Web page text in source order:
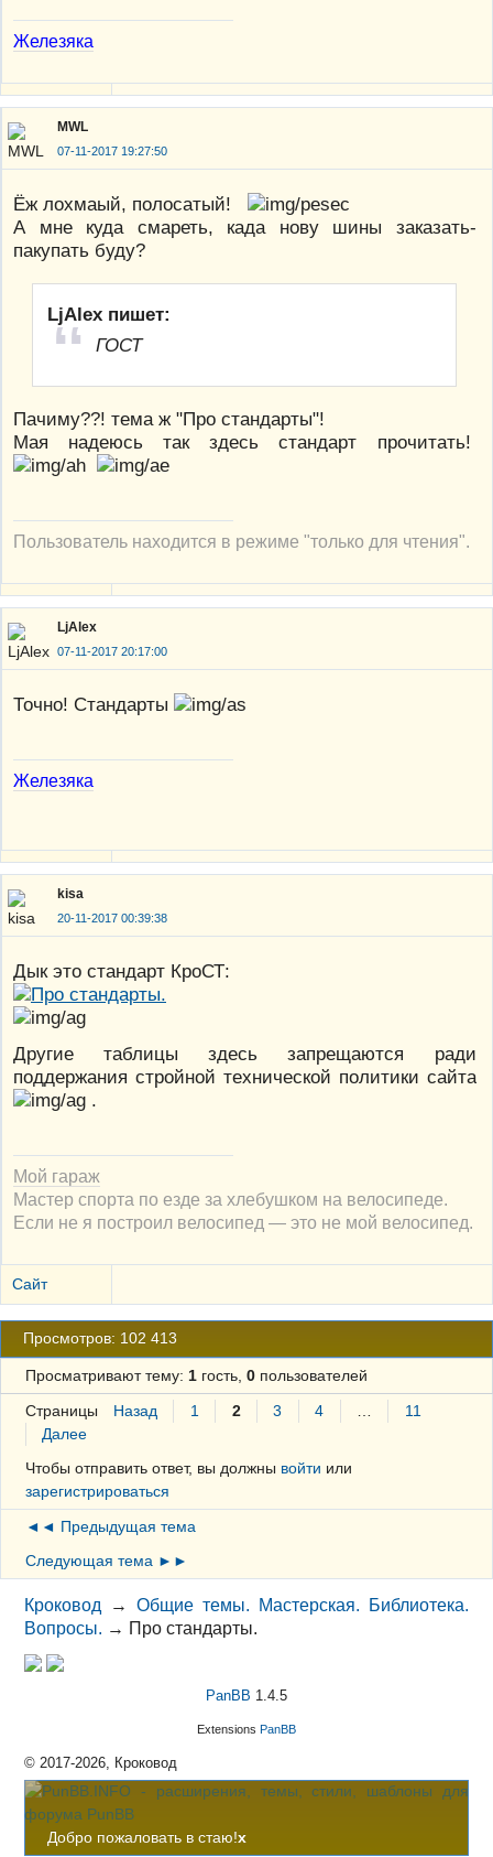
Железяка
MWL
07-11-2017 19:27:50
Ёж лохмаый, полосатый!
А мне куда смареть, када нову шины заказать-
пакупать буду?
LjAlex пишет:
ГОСТ
Пачиму??! тема ж "Про стандарты"!
Мая надеюсь так здесь стандарт прочитать!
Пользователь находится в режиме "только для чтения".
LjAlex
07-11-2017 20:17:00
Точно! Стандарты
Железяка
kisa
20-11-2017 00:39:38
Дык это стандарт КроСТ:
Другие таблицы здесь запрещаются ради
поддержания стройной технической политики сайта
.
Мой гараж
Мастер спорта по езде за хлебушком на велосипеде.
Если не я построил велосипед — это не мой велосипед.
Сайт
Просмотров: 102 413
Просматривают тему: 1гость, 0пользователей
Страницы Назад 1 2 3 4
11
Далее
Чтобы отправить ответ, вы должны войти или
зарегистрироваться
◄◄ Предыдущая тема
Следующая тема ►►
Кроковод →Общие темы. Мастерская. Библиотека.
Вопросы. → Про стандарты.
PanBB 1.4.5
Extensions PanBB
© 2017-2026, Кроковод
Добро пожаловать в стаю!x